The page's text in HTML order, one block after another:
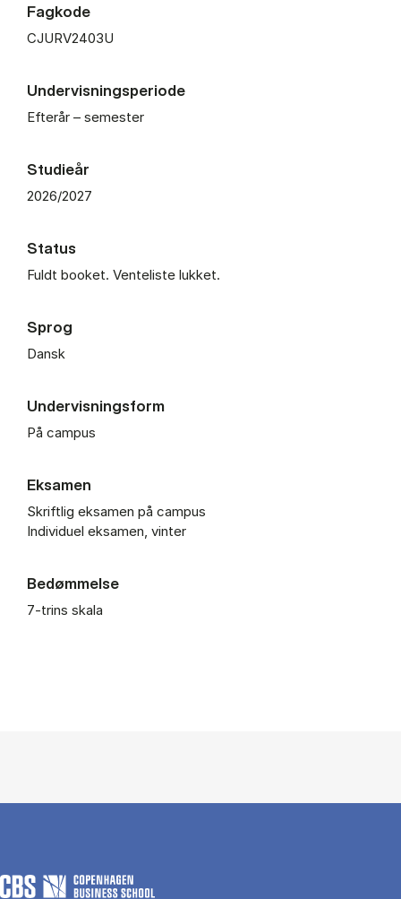
Fagkode
CJURV2403U
Undervisningsperiode
Efterår – semester
Studieår
2026/2027
Status
Fuldt booket. Venteliste lukket.
Sprog
Dansk
Undervisningsform
På campus
Eksamen
Skriftlig eksamen på campus
Individuel eksamen, vinter
Bedømmelse
7-trins skala